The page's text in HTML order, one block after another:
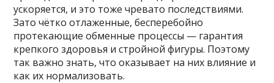
ускоряется, и это тоже чревато последствиями.
Зато чётко отлаженные, бесперебойно
протекающие обменные процессы — гарантия
крепкого здоровья и стройной фигуры. Поэтому
так важно знать, что оказывает на них влияние и
как их нормализовать.